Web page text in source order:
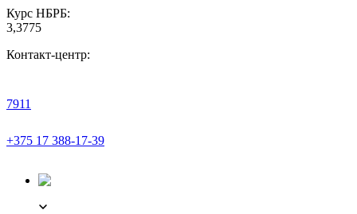
Курс НБРБ:
3,3775
Контакт-центр:
7911
+375 17 388-17-39